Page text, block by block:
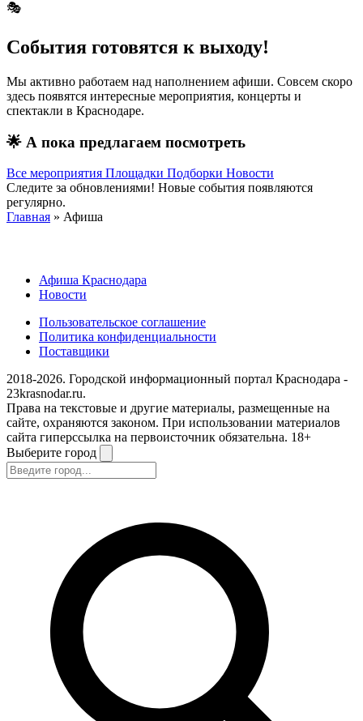
🎭
События готовятся к выходу!
Мы активно работаем над наполнением афиши. Совсем скоро
здесь появятся интересные мероприятия, концерты и
спектакли в Краснодаре.
🌟 А пока предлагаем посмотреть
Все мероприятия Площадки Подборки Новости
Следите за обновлениями! Новые события появляются
регулярно.
Главная » Афиша
Афиша Краснодара
Новости
Пользовательское соглашение
Политика конфиденциальности
Поставщики
2018-2026. Городской информационный портал Краснодара -
23krasnodar.ru.
Права на текстовые и другие материалы, размещенные на
сайте, охраняются законом. При использовании материалов
сайта гиперссылка на первоисточник обязательна. 18+
Выберите город